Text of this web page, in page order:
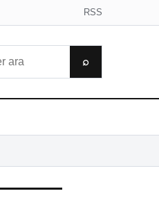
RSS
⌕